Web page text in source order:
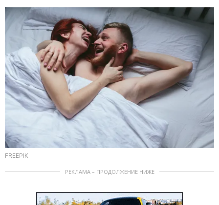
FREEPIK
РЕКЛАМА – ПРОДОЛЖЕНИЕ НИЖЕ